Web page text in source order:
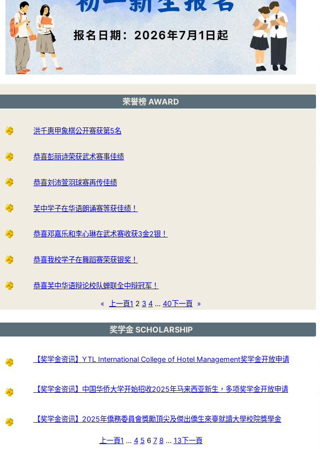
荣誉榜 AWARD
洪千惠甲象棋公开赛获第5名
恭喜彭丽诗荣获武术赛事佳绩
恭喜刘沛萱羽球赛再传佳绩
芙中学子在华语朗诵赛等获佳绩！
恭喜邓嘉乐和李心琳在武术赛收获3金2银！
恭喜我校学子在舞蹈赛荣获银奖！
恭喜芙中华语辩论校队蝉联全中辩冠军！
« 上一頁1 2 3 4 … 40下一頁 »
奖学金 SCHOLARSHIP
【奖学金资讯】YTL International College of Hotel Management奖学金开放申请
【奖学金资讯】中国华侨大学开始招收2025年马来西亚新生，多项奖学金开放申请
【奖学金资讯】2025年僑務委員會獎勵頂尖及傑出僑生來臺就讀大學校院獎學金
上一頁1 … 4 5 6 7 8 … 13下一頁